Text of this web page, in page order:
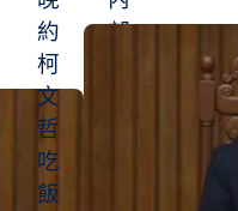
部
約
柯
文
哲
吃
飯